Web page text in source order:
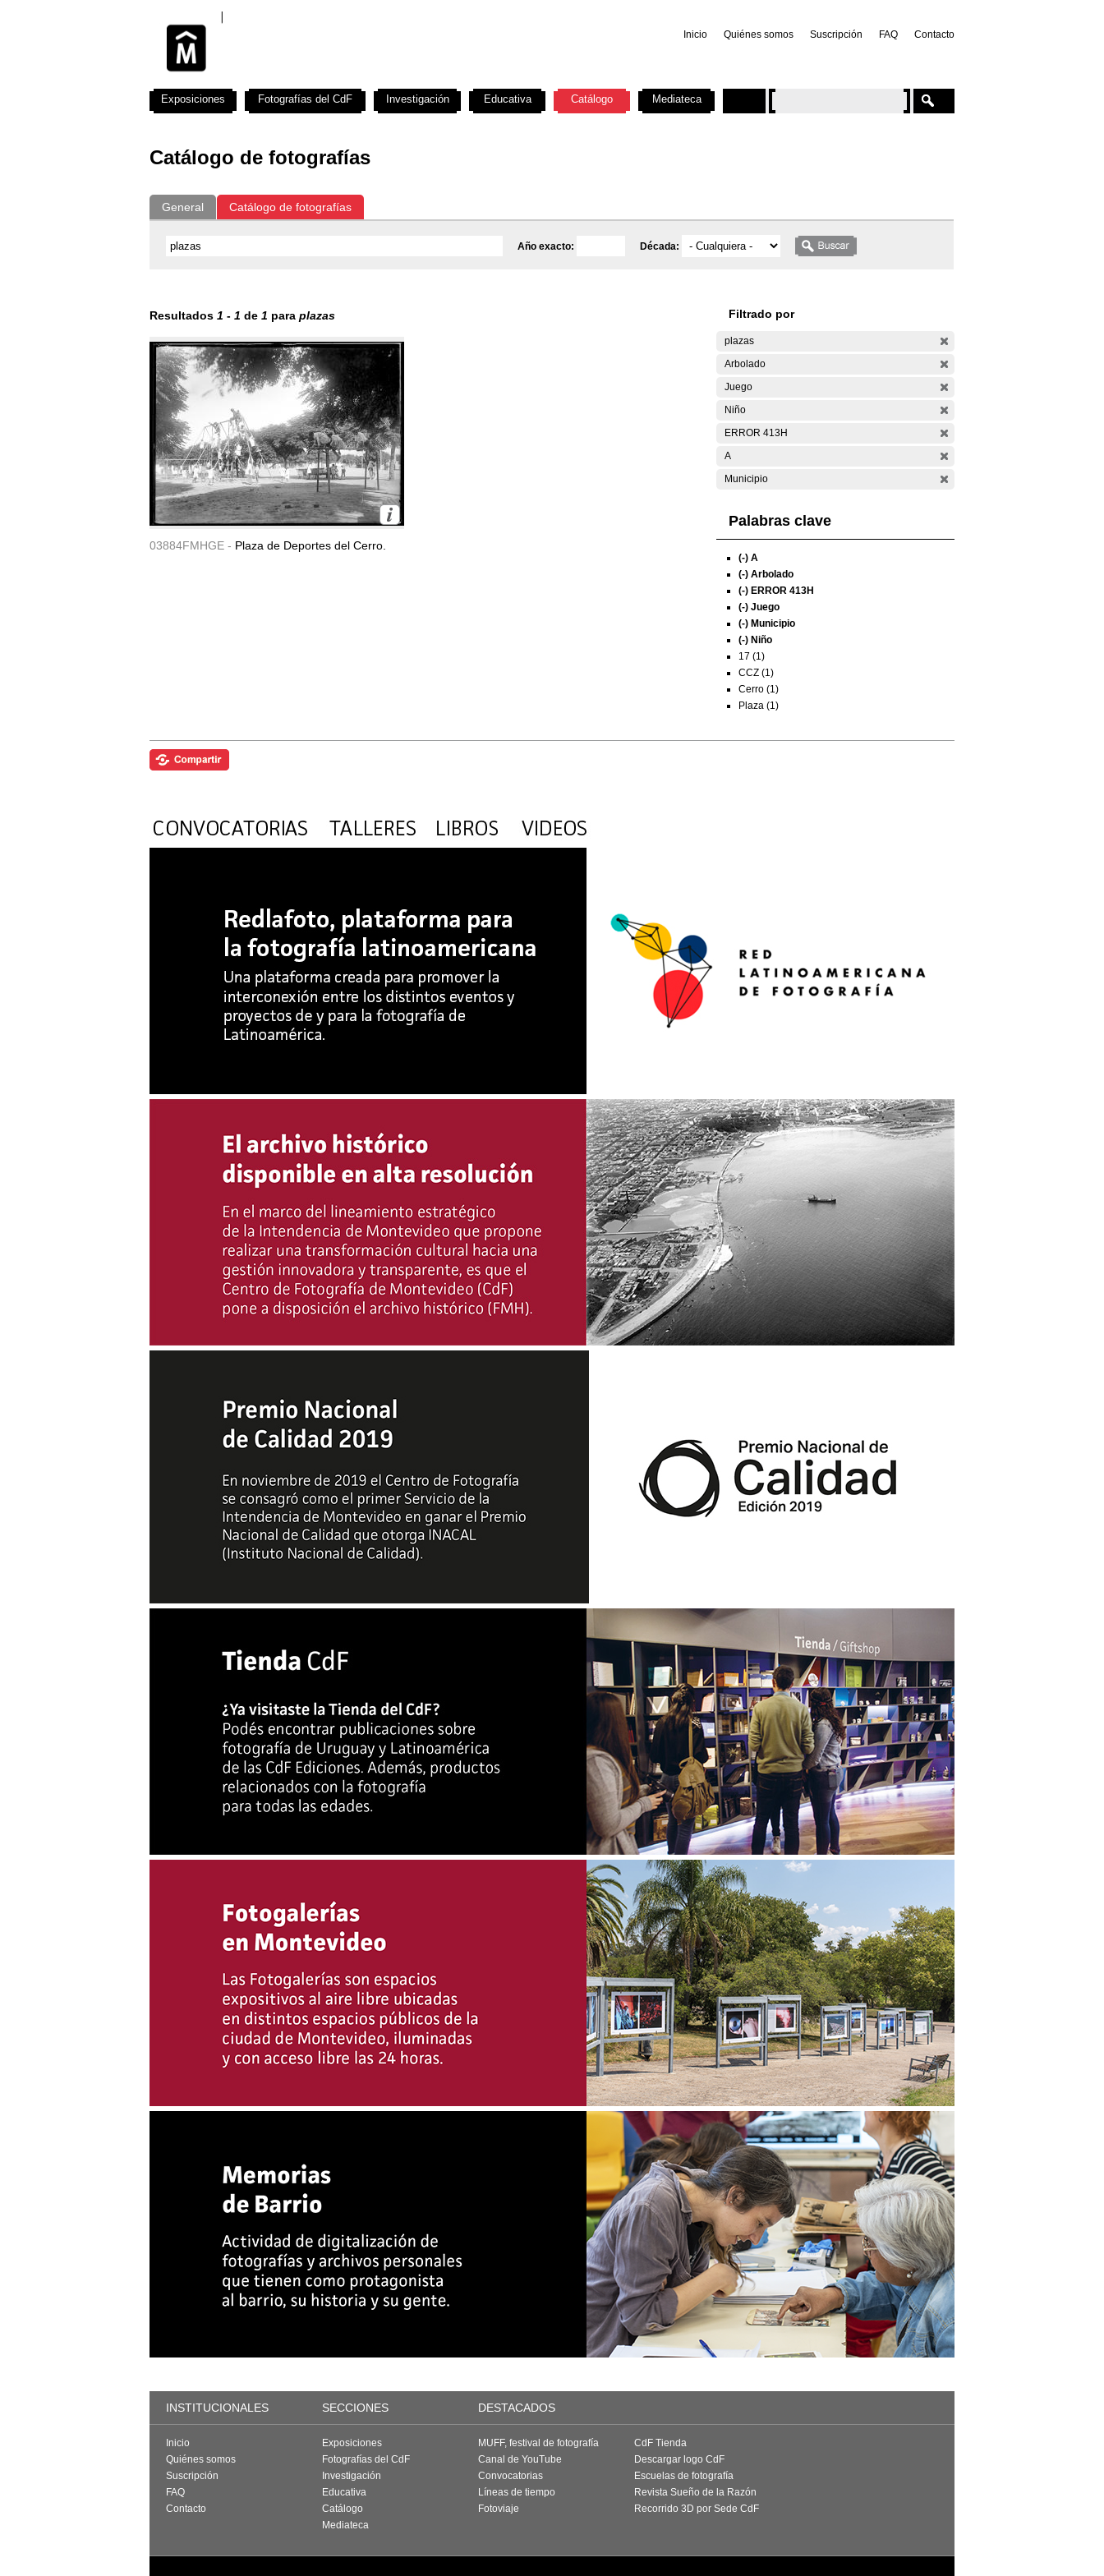
Inicio Quiénes somos Suscripción FAQ Contacto
Catálogo de fotografías
General Catálogo de fotografías
Año exacto: Década:
Resultados 1 - 1 de 1 para plazas
03884FMHGE - Plaza de Deportes del Cerro.
Filtrado por
plazas
Arbolado
Juego
Niño
ERROR 413H
A
Municipio
Palabras clave
(-) A
(-) Arbolado
(-) ERROR 413H
(-) Juego
(-) Municipio
(-) Niño
17 (1)
CCZ (1)
Cerro (1)
Plaza (1)
Exposiciones Fotografías del CdF Investigación Educativa Catálogo Mediateca
INSTITUCIONALES SECCIONES DESTACADOS
Inicio
Quiénes somos
Suscripción
FAQ
Contacto
Exposiciones
Fotografías del CdF
Investigación
Educativa
Catálogo
Mediateca
MUFF, festival de fotografía
Canal de YouTube
Convocatorias
Líneas de tiempo
Fotoviaje
CdF Tienda
Descargar logo CdF
Escuelas de fotografía
Revista Sueño de la Razón
Recorrido 3D por Sede CdF